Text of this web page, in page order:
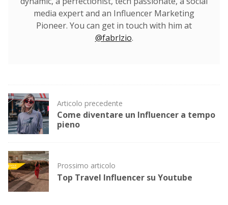
media expert and an Influencer Marketing
Pioneer. You can get in touch with him at
@fabrlzio.
Post
navigation
Articolo precedente
Come diventare un Influencer a tempo
pieno
Prossimo articolo
Top Travel Influencer su Youtube